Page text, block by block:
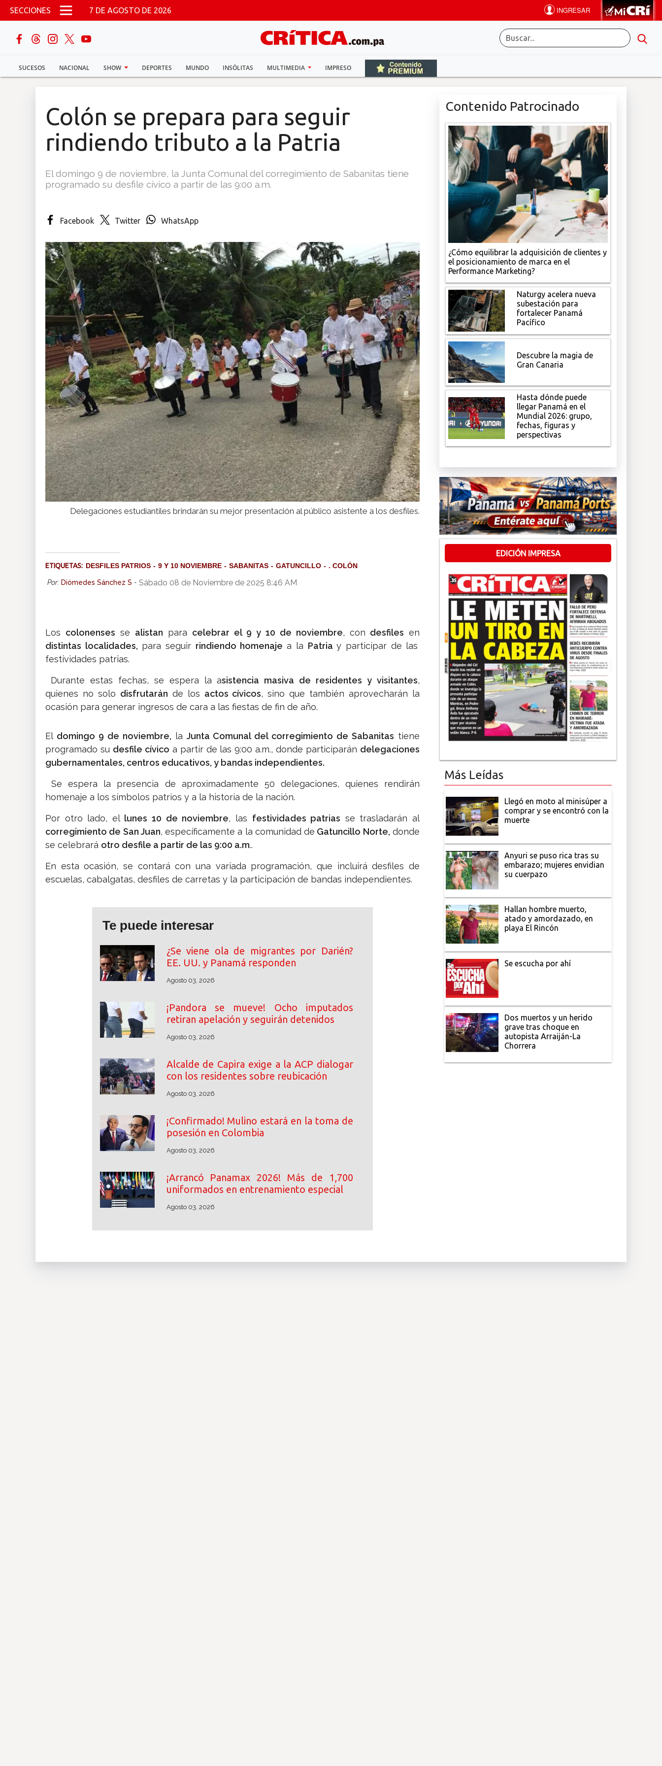
Pasar al contenido principal
SECCIONES 7 DE AGOSTO DE 2026
SUCESOS NACIONAL SHOW DEPORTES MUNDO INSÓLITAS MULTIMEDIA IMPRESO
buscar
Sucesos
Multimedia
Colón se prepara para seguir
rindiendo tributo a la Patria
El domingo 9 de noviembre, la Junta Comunal del corregimiento de Sabanitas tiene
programado su desfile cívico a partir de las 9:00 a.m.
Facebook Twitter WhatsApp
Delegaciones estudiantiles brindarán su mejor presentación al público asistente a los desfiles.
ETIQUETAS: DESFILES PATRIOS 9 Y 10 NOVIEMBRE SABANITAS GATUNCILLO . COLÓN
Por: Diómedes Sánchez S - Sábado 08 de Noviembre de 2025 8:46 AM
Los colonenses se alistan para celebrar el 9 y 10 de noviembre, con desfiles en
distintas localidades, para seguir rindiendo homenajea la Patriay participar de las
festividades patrias.
Durante estas fechas, se espera la asistencia masiva de residentes y visitantes,
quienes no solo disfrutarán de los actos cívicos, sino que también aprovecharán la
ocasión para generar ingresos de cara a las fiestas de fin de año.
El domingo 9 de noviembre, la Junta Comunal del corregimiento de Sabanitas tiene
programado su desfile cívico a partir de las 9:00 a.m., donde participarán delegaciones
gubernamentales, centros educativos, y bandas independientes.
Se espera la presencia de aproximadamente 50 delegaciones, quienes rendirán
homenaje a los símbolos patrios y a la historia de la nación.
Por otro lado, el lunes 10 de noviembre, las festividades patrias se trasladarán al
corregimiento de San Juan, específicamente a la comunidad de Gatuncillo Norte, donde
se celebrará otro desfile a partir de las 9:00 a.m..
En esta ocasión, se contará con una variada programación, que incluirá desfiles de
escuelas, cabalgatas, desfiles de carretas y la participación de bandas independientes.
Te puede interesar
¿Se viene ola de migrantes por Darién?
EE. UU. y Panamá responden
Agosto 03, 2026
¡Pandora se mueve! Ocho imputados
retiran apelación y seguirán detenidos
Agosto 03, 2026
Alcalde de Capira exige a la ACP dialogar
con los residentes sobre reubicación
Agosto 03, 2026
¡Confirmado! Mulino estará en la toma de
posesión en Colombia
Agosto 03, 2026
¡Arrancó Panamax 2026! Más de 1,700
uniformados en entrenamiento especial
Agosto 03, 2026
Contenido Patrocinado
¿Cómo equilibrar la adquisición de clientes y
el posicionamiento de marca en el
Performance Marketing?
Naturgy acelera nueva
subestación para
fortalecer Panamá
Pacífico
Descubre la magia de
Gran Canaria
Hasta dónde puede
llegar Panamá en el
Mundial 2026: grupo,
fechas, figuras y
perspectivas
EDICIÓN IMPRESA
Más Leídas
Llegó en moto al minisúper a
comprar y se encontró con la
muerte
Anyuri se puso rica tras su
embarazo; mujeres envidian
su cuerpazo
Hallan hombre muerto,
atado y amordazado, en
playa El Rincón
Se escucha por ahí
Dos muertos y un herido
grave tras choque en
autopista Arraiján-La
Chorrera